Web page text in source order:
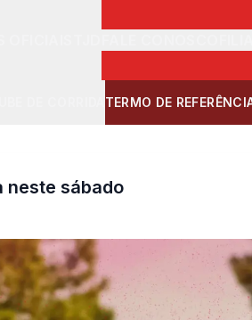
TERMO DE
neste sábado